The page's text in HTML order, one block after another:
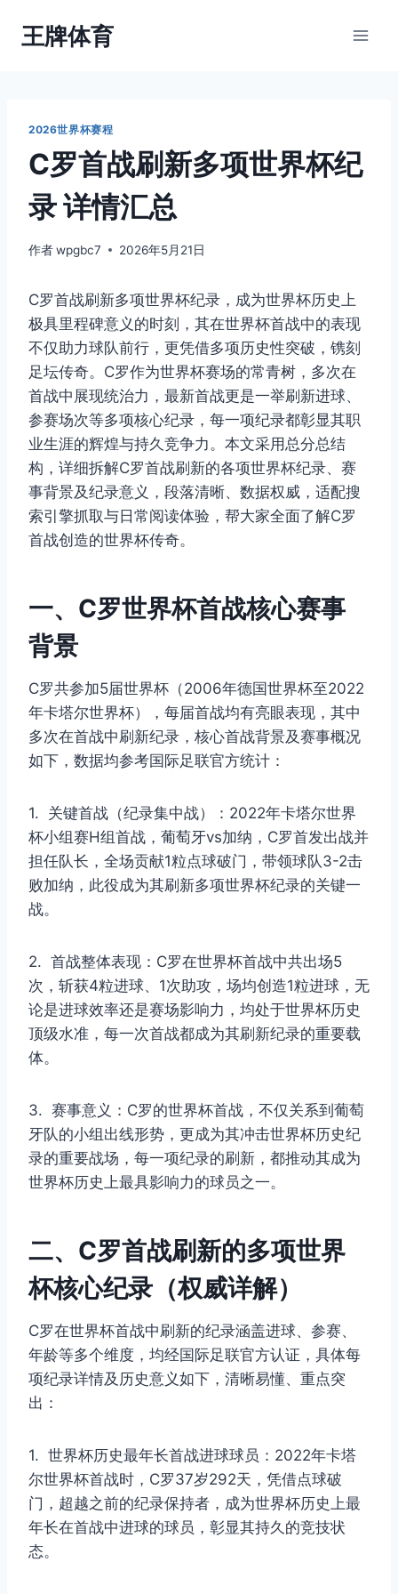
王牌体育
2026世界杯赛程
C罗首战刷新多项世界杯纪
录 详情汇总
作者wpgbc7 2026年5月21日
C罗首战刷新多项世界杯纪录，成为世界杯历史上
极具里程碑意义的时刻，其在世界杯首战中的表现
不仅助力球队前行，更凭借多项历史性突破，镌刻
足坛传奇。C罗作为世界杯赛场的常青树，多次在
首战中展现统治力，最新首战更是一举刷新进球、
参赛场次等多项核心纪录，每一项纪录都彰显其职
业生涯的辉煌与持久竞争力。本文采用总分总结
构，详细拆解C罗首战刷新的各项世界杯纪录、赛
事背景及纪录意义，段落清晰、数据权威，适配搜
索引擎抓取与日常阅读体验，帮大家全面了解C罗
首战创造的世界杯传奇。
一、C罗世界杯首战核心赛事
背景
C罗共参加5届世界杯（2006年德国世界杯至2022
年卡塔尔世界杯），每届首战均有亮眼表现，其中
多次在首战中刷新纪录，核心首战背景及赛事概况
如下，数据均参考国际足联官方统计：
1. 关键首战（纪录集中战）：2022年卡塔尔世界
杯小组赛H组首战，葡萄牙vs加纳，C罗首发出战并
担任队长，全场贡献1粒点球破门，带领球队3-2击
败加纳，此役成为其刷新多项世界杯纪录的关键一
战。
2. 首战整体表现：C罗在世界杯首战中共出场5
次，斩获4粒进球、1次助攻，场均创造1粒进球，无
论是进球效率还是赛场影响力，均处于世界杯历史
顶级水准，每一次首战都成为其刷新纪录的重要载
体。
3. 赛事意义：C罗的世界杯首战，不仅关系到葡萄
牙队的小组出线形势，更成为其冲击世界杯历史纪
录的重要战场，每一项纪录的刷新，都推动其成为
世界杯历史上最具影响力的球员之一。
二、C罗首战刷新的多项世界
杯核心纪录（权威详解）
C罗在世界杯首战中刷新的纪录涵盖进球、参赛、
年龄等多个维度，均经国际足联官方认证，具体每
项纪录详情及历史意义如下，清晰易懂、重点突
出：
1. 世界杯历史最年长首战进球球员：2022年卡塔
尔世界杯首战时，C罗37岁292天，凭借点球破
门，超越之前的纪录保持者，成为世界杯历史上最
年长在首战中进球的球员，彰显其持久的竞技状
态。